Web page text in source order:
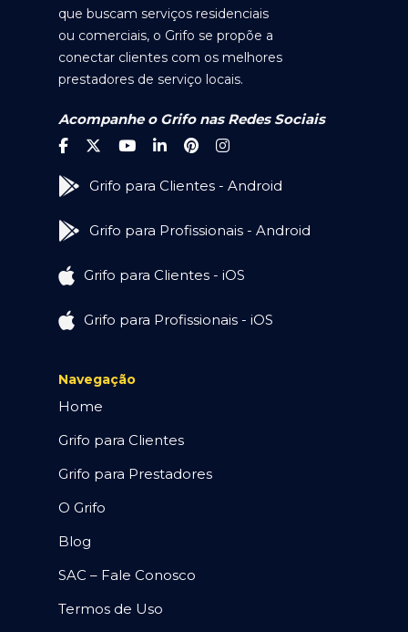
que buscam serviços residenciais
ou comerciais, o Grifo se propõe a
conectar clientes com os melhores
prestadores de serviço locais.
Acompanhe o Grifo nas Redes Sociais
Grifo para Clientes - Android
Grifo para Profissionais - Android
Grifo para Clientes - iOS
Grifo para Profissionais - iOS
Navegação
Home
Grifo para Clientes
Grifo para Prestadores
O Grifo
Blog
SAC – Fale Conosco
Termos de Uso